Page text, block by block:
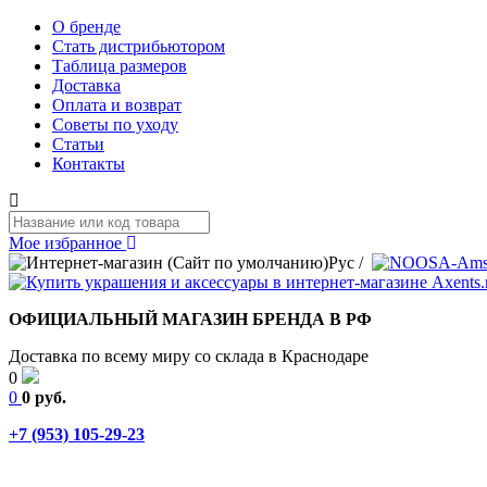
О бренде
Стать дистрибьютором
Таблица размеров
Доставка
Оплата и возврат
Советы по уходу
Статьи
Контакты
Мое избранное
Рус /
ОФИЦИАЛЬНЫЙ МАГАЗИН БРЕНДА В РФ
Доставка по всему миру со склада в Краснодаре
0
0 0 руб.
+7 (953) 105-29-23